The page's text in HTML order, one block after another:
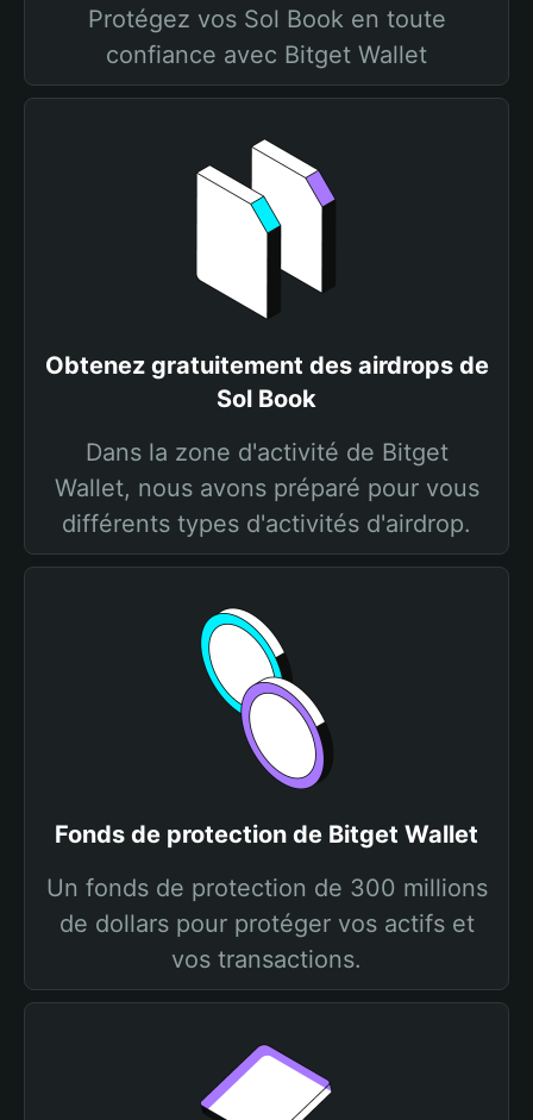
Protégez vos Sol Book en toute
confiance avec Bitget Wallet
Obtenez gratuitement des airdrops de
Sol Book
Dans la zone d'activité de Bitget
Wallet, nous avons préparé pour vous
différents types d'activités d'airdrop.
Fonds de protection de Bitget Wallet
Un fonds de protection de 300 millions
de dollars pour protéger vos actifs et
vos transactions.